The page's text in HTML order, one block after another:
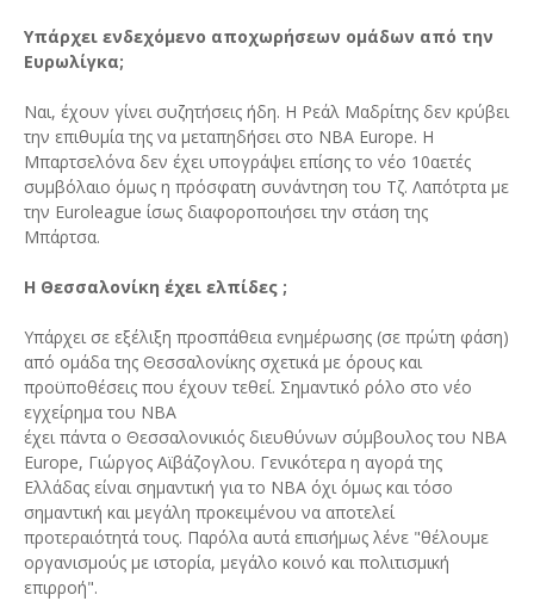
Υπάρχει ενδεχόμενο αποχωρήσεων ομάδων από την
Ευρωλίγκα;
Ναι, έχουν γίνει συζητήσεις ήδη. Η Ρεάλ Μαδρίτης δεν κρύβει
την επιθυμία της να μεταπηδήσει στο NBA Europe. Η
Μπαρτσελόνα δεν έχει υπογράψει επίσης το νέο 10αετές
συμβόλαιο όμως η πρόσφατη συνάντηση του Τζ. Λαπότρτα με
την Euroleague ίσως διαφοροποιήσει την στάση της
Μπάρτσα.
Η Θεσσαλονίκη έχει ελπίδες ;
Υπάρχει σε εξέλιξη προσπάθεια ενημέρωσης (σε πρώτη φάση)
από ομάδα της Θεσσαλονίκης σχετικά με όρους και
προϋποθέσεις που έχουν τεθεί. Σημαντικό ρόλο στο νέο
εγχείρημα του ΝΒΑ
έχει πάντα ο Θεσσαλονικιός διευθύνων σύμβουλος του NBA
Europe, Γιώργος Αϊβάζογλου. Γενικότερα η αγορά της
Ελλάδας είναι σημαντική για το ΝΒΑ όχι όμως και τόσο
σημαντική και μεγάλη προκειμένου να αποτελεί
προτεραιότητά τους. Παρόλα αυτά επισήμως λένε "θέλουμε
οργανισμούς με ιστορία, μεγάλο κοινό και πολιτισμική
επιρροή".